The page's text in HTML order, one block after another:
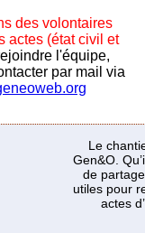
des volontaires
actes (état civil et
l'équipe,
par mail via
Le
Gen&O.
de
utiles pour
actes